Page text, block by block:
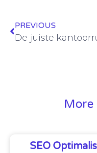
PREVIOUS
More
SEO